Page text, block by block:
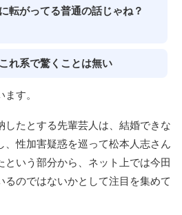
転がってる普通の話じゃね？
れ系で驚くことは無い
す。
したとする先輩芸人は、結婚できな
、性加害疑惑を巡って松本人志さん
という部分から、ネット上では今田
るのではないかとして注目を集めて